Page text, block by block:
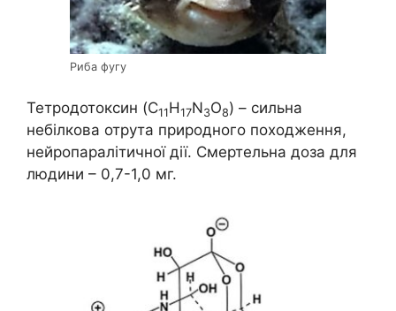
Риба фугу
Тетродотоксин (C11H17N3O8) – сильна
небілкова отрута природного походження,
нейропаралітичної дії. Смертельна доза для
людини – 0,7-1,0 мг.